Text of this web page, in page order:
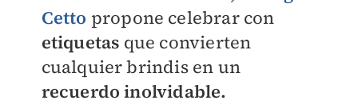
Cetto propone celebrar con
etiquetas que convierten
cualquier brindis en un
recuerdo inolvidable.